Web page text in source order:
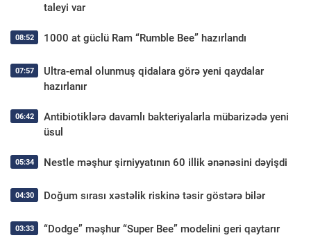
taleyi var
08:52 1000 at güclü Ram “Rumble Bee” hazırlandı
07:57
Ultra-emal olunmuş qidalara görə yeni qaydalar
hazırlanır
06:42
Antibiotiklərə davamlı bakteriyalarla mübarizədə yeni
üsul
05:34 Nestle məşhur şirniyyatının 60 illik ənənəsini dəyişdi
04:30 Doğum sırası xəstəlik riskinə təsir göstərə bilər
03:33 “Dodge” məşhur “Super Bee” modelini geri qaytarır